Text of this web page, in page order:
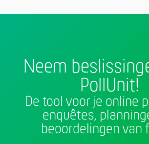
Neem
PollUnit!
De tool voor je online
enquêtes,
beoordelingen van